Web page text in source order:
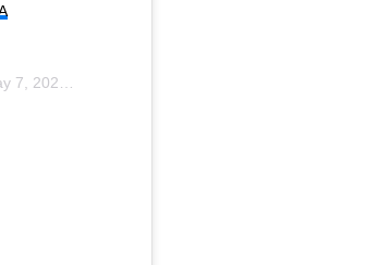
at 8:43am PDT